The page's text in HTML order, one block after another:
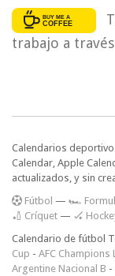
trabajo a
Calendarios
Calendar, Apple
actualizados, y sin
Fútbol — 🏎️
🏏 Críquet — 🏑
Calendario de fútbol
Cup - AFC Champions
Argentine Nacional B -